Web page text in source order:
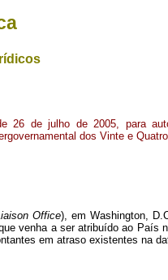
26 de julho de 2005, para
dos Vinte e
Office), em Washington,
venha a ser atribuído ao País
em atraso existentes na